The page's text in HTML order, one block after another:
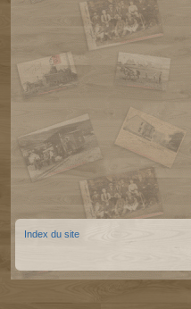
Index du site